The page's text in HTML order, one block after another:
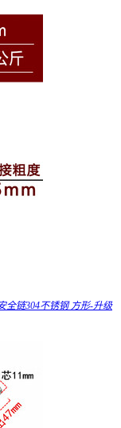
全链304不锈钢 方形-升级